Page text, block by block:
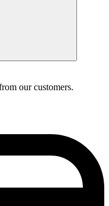
our customers.